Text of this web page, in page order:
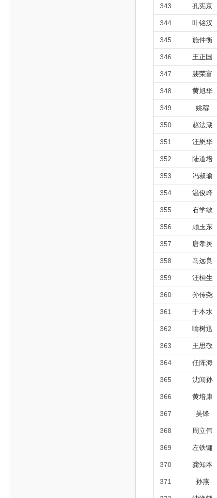
343 孔宪京
344 叶铭汉
345 施仲衡
346 王正国
347 裴荣富
348 黄旭华
349 姚穆
350 赵法箴
351 汪懋华
352 陆道培
353 冯叔瑜
354 温俊峰
355 石学敏
356 顾玉东
357 唐孝炎
358 马远良
359 汪槱生
360 孙传尧
361 于本水
362 喻树迅
363 王思敬
364 任阵海
365 沈闻孙
366 黄培康
367 吴锋
368 周立伟
369 左铁镛
370 龚知本
371 孙燕